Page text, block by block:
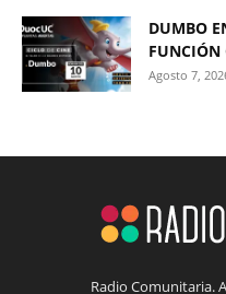
DUMBO
FUNCIÓN
Agosto 7,
Radio Comunitaria.